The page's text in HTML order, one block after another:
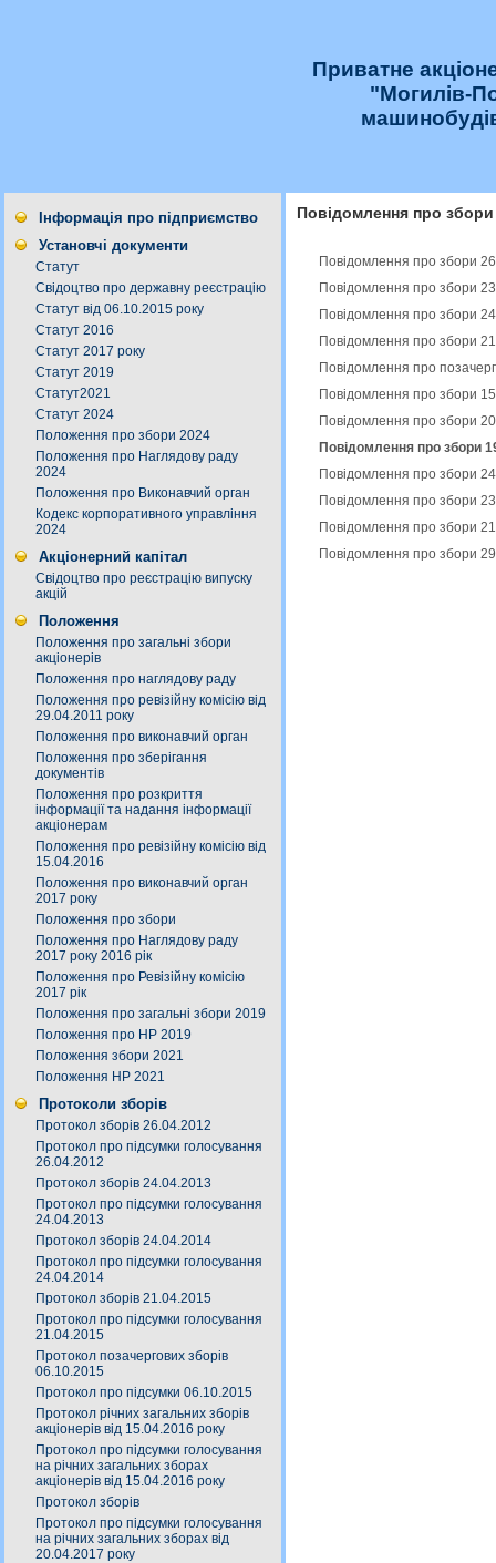
Приватне
"Могилів-
Інформація про підприємство
Установчі документи
Статут
Свідоцтво про державну реєстрацію
Статут від 06.10.2015 року
Статут 2016
Статут 2017 року
Статут 2019
Статут2021
Статут 2024
Положення про збори 2024
Положення про Наглядову раду
2024
Положення про Виконавчий орган
Кодекс корпоративного управління
2024
Акціонерний капітал
Свідоцтво про реєстрацію випуску
акцій
Положення
Положення про загальні збори
акціонерів
Положення про наглядову раду
Положення про ревізійну комісію від
29.04.2011 року
Положення про виконавчий орган
Положення про зберігання
документів
Положення про розкриття
інформації та надання інформації
акціонерам
Положення про ревізійну комісію від
15.04.2016
Положення про виконавчий орган
2017 року
Положення про збори
Положення про Наглядову раду
2017 року 2016 рік
Положення про Ревізійну комісію
2017 рік
Положення про загальні збори 2019
Положення про НР 2019
Положення збори 2021
Положення НР 2021
Протоколи зборів
Протокол зборів 26.04.2012
Протокол про підсумки голосування
26.04.2012
Протокол зборів 24.04.2013
Протокол про підсумки голосування
24.04.2013
Протокол зборів 24.04.2014
Протокол про підсумки голосування
24.04.2014
Протокол зборів 21.04.2015
Протокол про підсумки голосування
21.04.2015
Протокол позачергових зборів
06.10.2015
Протокол про підсумки 06.10.2015
Протокол річних загальних зборів
акціонерів від 15.04.2016 року
Протокол про підсумки голосування
на річних загальних зборах
акціонерів від 15.04.2016 року
Протокол зборів
Протокол про підсумки голосування
на річних загальних зборах від
20.04.2017 року
Повідомлення про збори
Повідомлення про збори
Повідомлення про збори
Повідомлення про збори
Повідомлення про збори
Повідомлення про
Повідомлення про збори
Повідомлення про збори
Повідомлення про збори
Повідомлення про збори
Повідомлення про збори
Повідомлення про збори
Повідомлення про збори